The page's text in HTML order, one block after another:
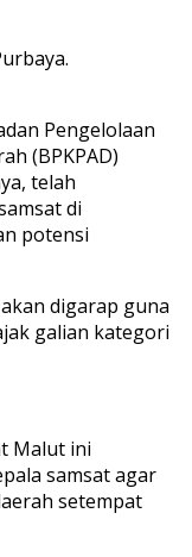
Pengelolaan
(BPKPAD)
telah
di
potensi
digarap guna
galian kategori
Malut ini
samsat agar
setempat